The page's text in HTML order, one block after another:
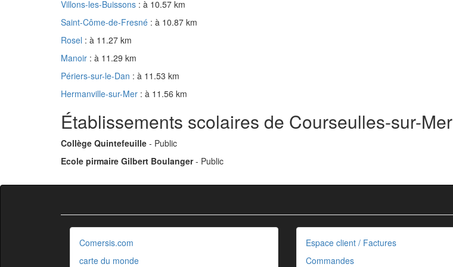
Villons-les-Buissons : à 10.57 km
Saint-Côme-de-Fresné : à 10.87 km
Rosel : à 11.27 km
Manoir : à 11.29 km
Périers-sur-le-Dan : à 11.53 km
Hermanville-sur-Mer : à 11.56 km
Établissements scolaires de Courseulles-sur-Mer
Collège Quintefeuille - Public
Ecole pirmaire Gilbert Boulanger- Public
Comersis.com
carte du monde
Espace client / Factures
Commandes